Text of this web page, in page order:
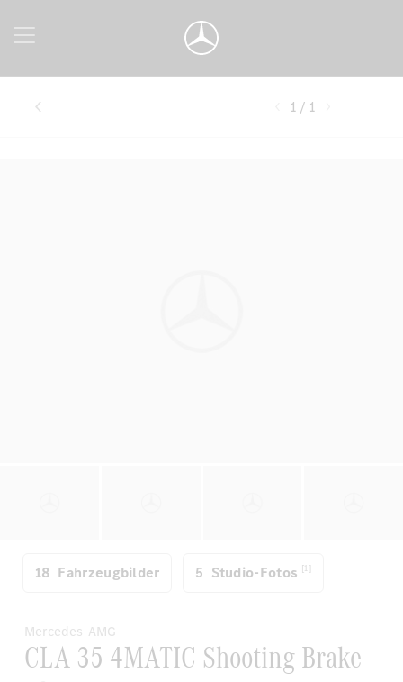
1 / 1
18 Fahrzeugbilder 5 Studio-Fotos [1]
Mercedes-AMG
CLA 35 4MATIC Shooting Brake